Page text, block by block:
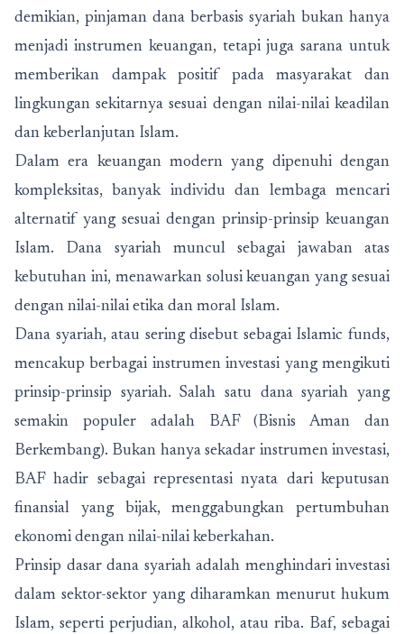
demikian, pinjaman dana berbasis syariah bukan hanya
menjadi instrumen keuangan, tetapi juga sarana untuk
memberikan dampak positif pada masyarakat dan
lingkungan sekitarnya sesuai dengan nilai-nilai keadilan
dan keberlanjutan Islam.
Dalam era keuangan modern yang dipenuhi dengan
kompleksitas, banyak individu dan lembaga mencari
alternatif yang sesuai dengan prinsip-prinsip keuangan
Islam. Dana syariah muncul sebagai jawaban atas
kebutuhan ini, menawarkan solusi keuangan yang sesuai
dengan nilai-nilai etika dan moral Islam.
Dana syariah, atau sering disebut sebagai Islamic funds,
mencakup berbagai instrumen investasi yang mengikuti
prinsip-prinsip syariah. Salah satu dana syariah yang
semakin populer adalah BAF (Bisnis Aman dan
Berkembang). Bukan hanya sekadar instrumen investasi,
BAF hadir sebagai representasi nyata dari keputusan
finansial yang bijak, menggabungkan pertumbuhan
ekonomi dengan nilai-nilai keberkahan.
Prinsip dasar dana syariah adalah menghindari investasi
dalam sektor-sektor yang diharamkan menurut hukum
Islam, seperti perjudian, alkohol, atau riba. Baf, sebagai